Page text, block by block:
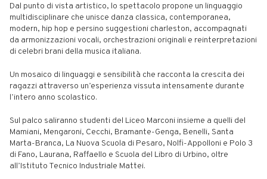
Dal punto di vista artistico, lo spettacolo propone un linguaggio
multidisciplinare che unisce danza classica, contemporanea,
modern, hip hop e persino suggestioni charleston, accompagnati
da armonizzazioni vocali, orchestrazioni originali e reinterpretazioni
di celebri brani della musica italiana.
Un mosaico di linguaggi e sensibilità che racconta la crescita dei
ragazzi attraverso un’esperienza vissuta intensamente durante
l’intero anno scolastico.
Sul palco saliranno studenti del Liceo Marconi insieme a quelli del
Mamiani, Mengaroni, Cecchi, Bramante-Genga, Benelli, Santa
Marta-Branca, La Nuova Scuola di Pesaro, Nolfi-Appolloni e Polo 3
di Fano, Laurana, Raffaello e Scuola del Libro di Urbino, oltre
all’Istituto Tecnico Industriale Mattei.